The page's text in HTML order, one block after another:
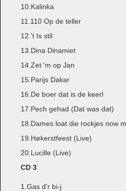
10.Kalinka
11.110 Op de teller
12.'t Is stil
13.Dina Dinamiet
14.Zet 'm op Jan
15.Parijs Dakar
16.De boer dat is de keerl
17.Pech gehad (Dat was dat)
18.Dames loat die rockjes now
19.Høkerstfeest (Live)
20.Lucille (Live)
CD 3
1.Gas d'r bi-j